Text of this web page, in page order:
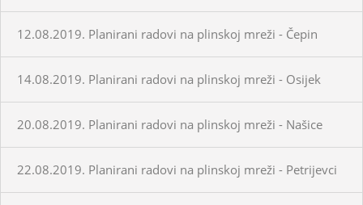
12.08.2019. Planirani radovi na plinskoj mreži - Čepin
14.08.2019. Planirani radovi na plinskoj mreži - Osijek
20.08.2019. Planirani radovi na plinskoj mreži - Našice
22.08.2019. Planirani radovi na plinskoj mreži - Petrijevci